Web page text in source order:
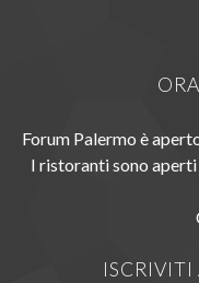
Forum Palermo è
I ristoranti sono
ISCRIVITI